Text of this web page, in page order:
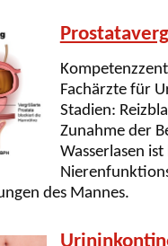
Fachärzte für
Stadien:
Zunahme der
Wasserlasen
des Mannes.